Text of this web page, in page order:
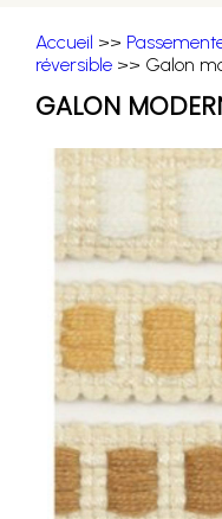
Accueil >>
réversible >> Galon
GALON